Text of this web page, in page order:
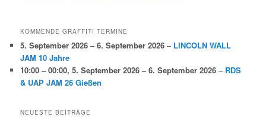
KOMMENDE GRAFFITI TERMINE
5. September 2026 – 6. September 2026 – LINCOLN WALL
JAM 10 Jahre
10:00 – 00:00,5. September 2026 – 6. September 2026 – RDS
& UAP JAM 26 Gießen
NEUESTE BEITRÄGE